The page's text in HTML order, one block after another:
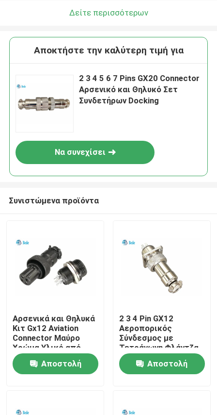
Σπίτι
Σχετικά με εμάς
Δείτε περισσότερων
Αποκτήστε την καλύτερη τιμή για
2 3 4 5 6 7 Pins GX20 Connector
Αρσενικό και Θηλυκό Σετ
Συνδετήρων Docking
Να συνεχίσει
Συνιστώμενα προϊόντα
Αρσενικά και Θηλυκά
Κιτ Gx12 Aviation
Connector Μαύρο
Χρώμα Υλικό από
Κράμα Ψευδαργύρου
Αποστολή
2 3 4 Pin GX12
Αεροπορικός
Σύνδεσμος με
Τετράγωνη Φλάντζα
Αρσενικό και Θηλυκό
Σετ
Αποστολή